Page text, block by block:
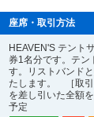
座席・取引方法
HEAVEN'S テント
券1名分です。テン
す。リストバンド
たします。 ［取引
を差し引いた全額
予定